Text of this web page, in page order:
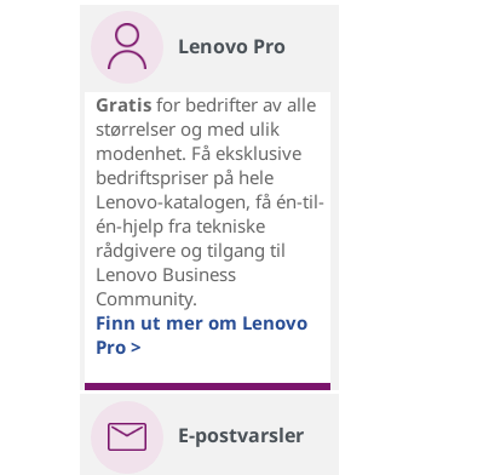
Lenovo Pro
Gratis for bedrifter av alle
størrelser og med ulik
modenhet. Få eksklusive
bedriftspriser på hele
Lenovo-katalogen, få én-til-
én-hjelp fra tekniske
rådgivere og tilgang til
Lenovo Business
Community.
Finn ut mer om Lenovo
Pro >
E-postvarsler